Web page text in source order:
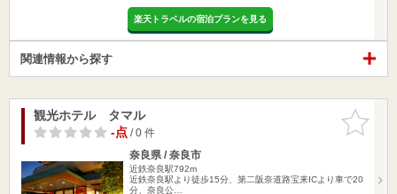
楽天トラベルの宿泊プランを見る
関連情報から探す
お気に入
りに追加
観光ホテル タマル
-点/ 0 件
奈良県 / 奈良市
近鉄奈良駅792m
近鉄奈良駅より徒歩15分、第二阪奈道路宝来ICより車で20
分、奈良公…